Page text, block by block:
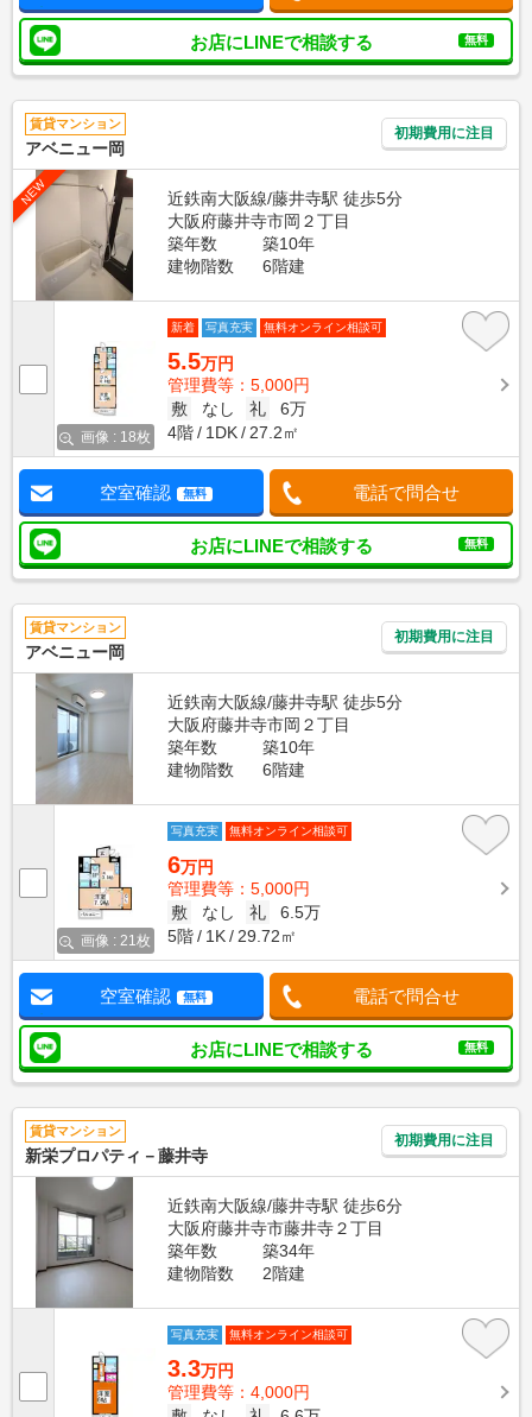
お店にLINEで相談する 無料
賃貸マンション
アベニュー岡
初期費用に注目
NEW
近鉄南大阪線/藤井寺駅 徒歩5分
大阪府藤井寺市岡２丁目
築年数
築10年
建物階数
6階建
画像 : 18枚
新着 写真充実 無料オンライン相談可
5.5万円
管理費等：5,000円
敷
なし 礼
6万
4階
1DK 27.2㎡
空室確認 無料 電話で問合せ
お店にLINEで相談する 無料
賃貸マンション
アベニュー岡
初期費用に注目
近鉄南大阪線/藤井寺駅 徒歩5分
大阪府藤井寺市岡２丁目
築年数
築10年
建物階数
6階建
画像 : 21枚
写真充実 無料オンライン相談可
6万円
管理費等：5,000円
敷
なし 礼
6.5万
5階
1K 29.72㎡
空室確認 無料 電話で問合せ
お店にLINEで相談する 無料
賃貸マンション
新栄プロパティ－藤井寺
初期費用に注目
近鉄南大阪線/藤井寺駅 徒歩6分
大阪府藤井寺市藤井寺２丁目
築年数
築34年
建物階数
2階建
写真充実 無料オンライン相談可
3.3万円
管理費等：4,000円